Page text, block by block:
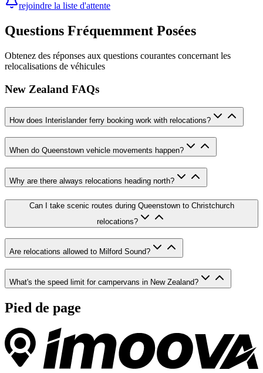
rejoindre la liste d'attente
Questions Fréquemment Posées
Obtenez des réponses aux questions courantes concernant les
relocalisations de véhicules
New Zealand FAQs
How does Interislander ferry booking work with relocations?
When do Queenstown vehicle movements happen?
Why are there always relocations heading north?
Can I take scenic routes during Queenstown to Christchurch
relocations?
Are relocations allowed to Milford Sound?
What's the speed limit for campervans in New Zealand?
Pied de page